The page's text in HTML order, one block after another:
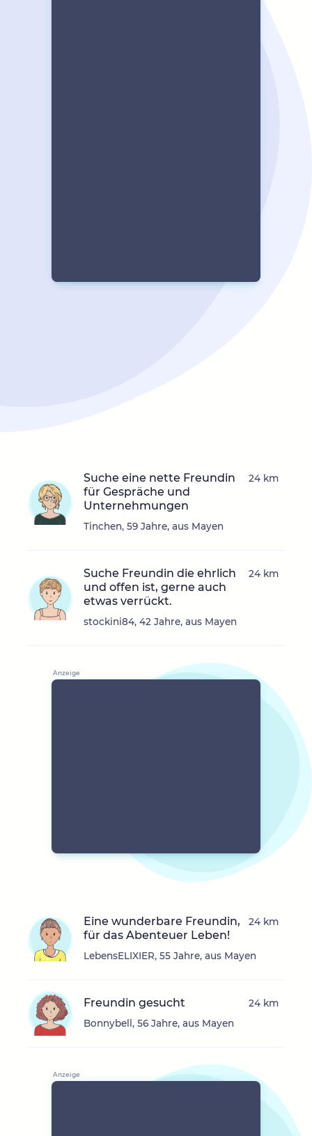
Suche eine nette Freundin
für Gespräche und
Unternehmungen
Tinchen, 59 Jahre, aus Mayen
24 km
Suche Freundin die ehrlich
und offen ist, gerne auch
etwas verrückt.
stockini84, 42 Jahre, aus Mayen
24 km
Eine wunderbare Freundin,
für das Abenteuer Leben!
LebensELIXIER, 55 Jahre, aus Mayen
24 km
Freundin gesucht
Bonnybell, 56 Jahre, aus Mayen
24 km